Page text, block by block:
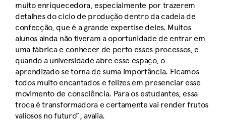
muito enriquecedora, especialmente por trazerem
detalhes do ciclo de produção dentro da cadeia de
confecção, que é a grande expertise deles. Muitos
alunos ainda não tiveram a oportunidade de entrar em
uma fábrica e conhecer de perto esses processos, e
quando a universidade abre esse espaço, o
aprendizado se torna de suma importância. Ficamos
todos muito encantados e felizes em presenciar esse
movimento de consciência. Para os estudantes, essa
troca é transformadora e certamente vai render frutos
valiosos no futuro”, avalia.